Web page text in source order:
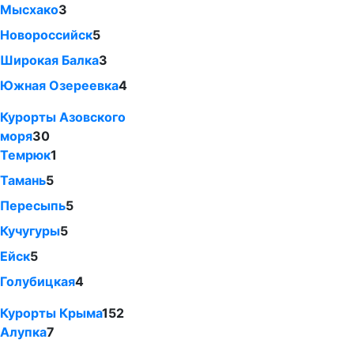
Мысхако3
Новороссийск5
Широкая Балка3
Южная Озереевка4
Курорты Азовского
моря30
Темрюк1
Тамань5
Пересыпь5
Кучугуры5
Ейск5
Голубицкая4
Курорты Крыма152
Алупка7